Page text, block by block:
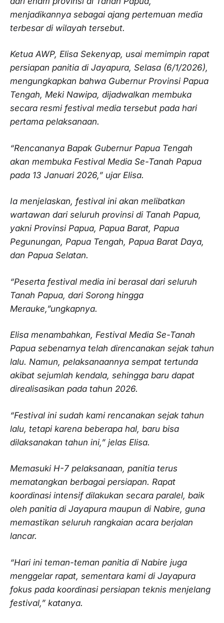
menjadikannya sebagai ajang pertemuan media
terbesar di wilayah tersebut.
Ketua AWP, Elisa Sekenyap, usai memimpin rapat
persiapan panitia di Jayapura, Selasa (6/1/2026),
mengungkapkan bahwa Gubernur Provinsi Papua
Tengah, Meki Nawipa, dijadwalkan membuka
secara resmi festival media tersebut pada hari
pertama pelaksanaan.
“Rencananya Bapak Gubernur Papua Tengah
akan membuka Festival Media Se-Tanah Papua
pada 13 Januari 2026,” ujar Elisa.
Ia menjelaskan, festival ini akan melibatkan
wartawan dari seluruh provinsi di Tanah Papua,
yakni Provinsi Papua, Papua Barat, Papua
Pegunungan, Papua Tengah, Papua Barat Daya,
dan Papua Selatan.
“Peserta festival media ini berasal dari seluruh
Tanah Papua, dari Sorong hingga
Merauke,”ungkapnya.
Elisa menambahkan, Festival Media Se-Tanah
Papua sebenarnya telah direncanakan sejak tahun
lalu. Namun, pelaksanaannya sempat tertunda
akibat sejumlah kendala, sehingga baru dapat
direalisasikan pada tahun 2026.
“Festival ini sudah kami rencanakan sejak tahun
lalu, tetapi karena beberapa hal, baru bisa
dilaksanakan tahun ini,” jelas Elisa.
Memasuki H-7 pelaksanaan, panitia terus
mematangkan berbagai persiapan. Rapat
koordinasi intensif dilakukan secara paralel, baik
oleh panitia di Jayapura maupun di Nabire, guna
memastikan seluruh rangkaian acara berjalan
lancar.
“Hari ini teman-teman panitia di Nabire juga
menggelar rapat, sementara kami di Jayapura
fokus pada koordinasi persiapan teknis menjelang
festival,” katanya.